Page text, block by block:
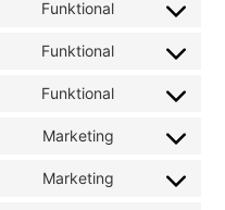
Funktional
Funktional
Funktional
Marketing
Marketing